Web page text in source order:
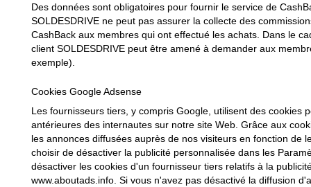
Des données sont obligatoires pour fournir le service de
SOLDESDRIVE ne peut pas assurer la collecte des
CashBack aux membres qui ont effectué les achats. Dans le
client SOLDESDRIVE peut être amené à demander aux
exemple).
Cookies Google Adsense
Les fournisseurs tiers, y compris Google, utilisent des cookies
antérieures des internautes sur notre site Web. Grâce aux
les annonces diffusées auprès de nos visiteurs en fonction de
choisir de désactiver la publicité personnalisée dans les
désactiver les cookies d'un fournisseur tiers relatifs à la
www.aboutads.info. Si vous n'avez pas désactivé la diffusion